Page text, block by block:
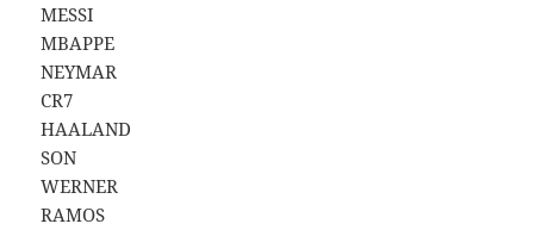
MESSI
MBAPPE
NEYMAR
CR7
HAALAND
SON
WERNER
RAMOS